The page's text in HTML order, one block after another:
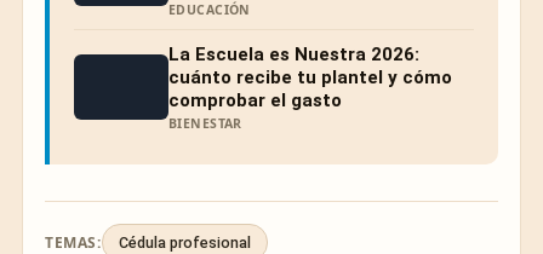
EDUCACIÓN
La Escuela es Nuestra 2026:
cuánto recibe tu plantel y cómo
comprobar el gasto
BIENESTAR
TEMAS: Cédula profesional